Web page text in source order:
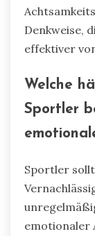
Denkweise,
effektiver
Welche
Sportler
Sportler
emotionaler